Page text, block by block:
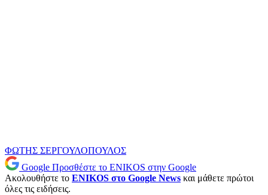
ΦΩΤΗΣ ΣΕΡΓΟΥΛΟΠΟΥΛΟΣ
Google Προσθέστε το ENIKOS στην Google
Ακολουθήστε το ENIKOS στο Google News και μάθετε πρώτοι
όλες τις ειδήσεις.